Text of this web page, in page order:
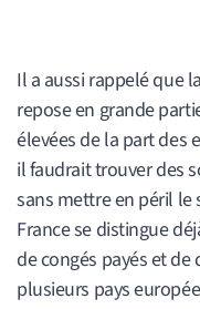
Il a aussi rappelé que
repose en grande
élevées de la part des
il faudrait trouver des
sans mettre en péril le
France se distingue
de congés payés et
plusieurs pays